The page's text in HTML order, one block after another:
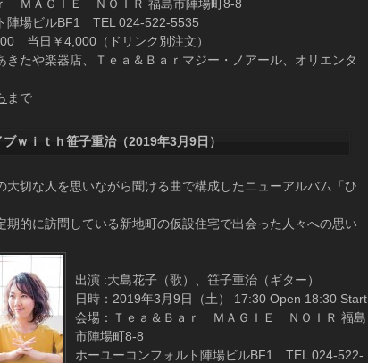
ＭＡＧＩＥ ＮＯＩＲ 福島市陣場町8-8
陣場ビルBF1 TEL 024-522-5535
当日￥4,000（ドリンク別注文）
きたや楽器店、Ｔｅａ＆Ｂａｒマジー・ノアール、オリエンタ
まで
ｗｉｔｈ笹子重治（2019年3月9日）
大切な人を思いながら聞ける曲で構成したニューアルバム「ひ
期的に訪問している新地町の仮設住宅で出会った人々への思い
出演 :大島花子（歌）、笹子重治（ギター）
日時：2019年3月9日（土） 17:30 Open 18:30 Start
会場：Ｔｅａ＆Ｂａｒ ＭＡＧＩＥ ＮＯＩＲ 福島
市陣場町8-8
ホーユーコンフォルト陣場ビルBF1 TEL 024-522-